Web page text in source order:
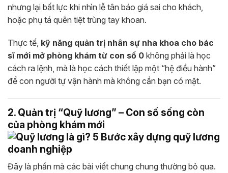
nhưng lại bất lực khi nhìn lễ tân báo giá sai cho khách,
hoặc phụ tá quên tiệt trùng tay khoan.
Thực tế, kỹ năng quản trị nhân sự nha khoa cho bác
sĩ mới mở phòng khám từ con số 0 không phải là học
cách ra lệnh, mà là học cách thiết lập một “hệ điều hành”
để con người tự vận hành mà không cần bạn có mặt.
2. Quản trị “Quỹ lương” – Con số sống còn
của phòng khám mới
Đây là phần mà các bài viết chung chung thường bỏ qua.